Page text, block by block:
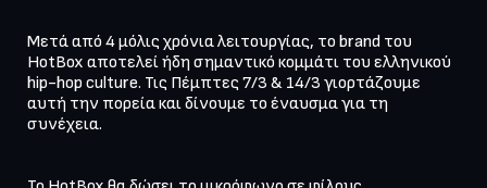
Μετά από 4 μόλις χρόνια λειτουργίας, το brand του
HotBox αποτελεί ήδη σημαντικό κομμάτι του ελληνικού
hip-hop culture. Τις Πέμπτες 7/3 & 14/3 γιορτάζουμε
αυτή την πορεία και δίνουμε το έναυσμα για τη
συνέχεια.